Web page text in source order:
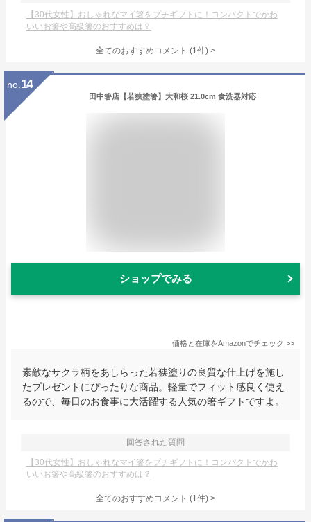
【30代女性】おしゃれなマイ箸をプチギフトに！コンパクトでかわ
いいお箸や高級箸のおすすめは？
全てのおすすめコメント (1件) >
no. 14
田中箸店【若狭塗箸】大和桜 21.0cm 食洗器対応
ショップでみる
価格と在庫をAmazonでチェック >>
素敵なサクラ柄をあしらった若狭塗りの良質な仕上げを施し
たプレゼントにぴったりな商品。軽量でフィット感良く使え
るので、毎日のお食事に大活躍する人気の箸ギフトですよ。
回答された質問
【30代女性】おしゃれなマイ箸をプチギフトに！コンパクトでかわ
いいお箸や高級箸のおすすめは？
全てのおすすめコメント (1件) >